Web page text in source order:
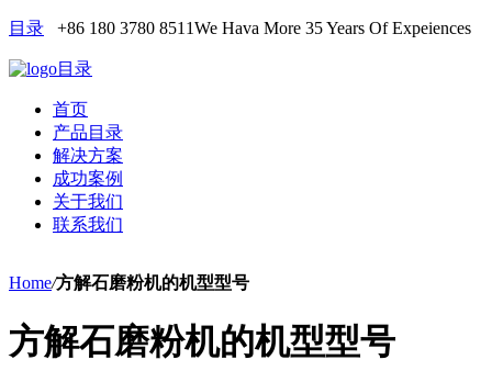
目录 +86 180 3780 8511We Hava More 35 Years Of Expeiences
目录
首页
产品目录
解决方案
成功案例
关于我们
联系我们
Home/方解石磨粉机的机型型号
方解石磨粉机的机型型号